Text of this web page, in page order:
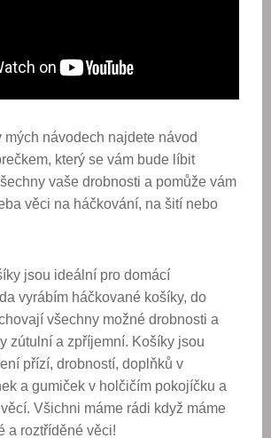
mých návodech najdete návod
který se vám bude líbit
vaše drobnosti a pomůže vám
věci na háčkování, na šití nebo
jsou ideální pro domácí
vyrábím háčkované košíky, do
všechny možné drobnosti a
zútulní a zpříjemní. Košíky jsou
přízí, drobností, doplňků v
a gumiček v holčičím pokojíčku a
Všichni máme rádi když máme
a roztříděné věci!